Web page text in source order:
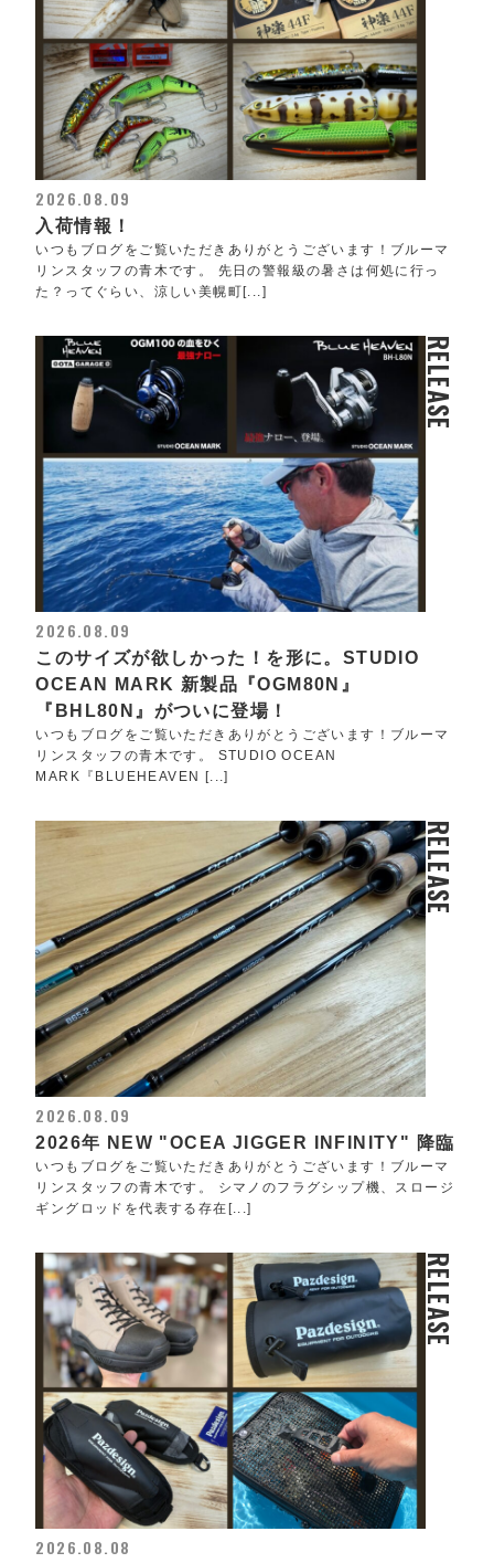
2026.08.09
入荷情報！
いつもブログをご覧いただきありがとうございます！ブルーマ
リンスタッフの青木です。 先日の警報級の暑さは何処に行っ
た？ってぐらい、涼しい美幌町[...]
RELEASE
2026.08.09
このサイズが欲しかった！を形に。STUDIO
OCEAN MARK 新製品『OGM80N』
『BHL80N』がついに登場！
いつもブログをご覧いただきありがとうございます！ブルーマ
リンスタッフの青木です。 STUDIO OCEAN
MARK『BLUEHEAVEN [...]
RELEASE
2026.08.09
2026年 NEW "OCEA JIGGER INFINITY" 降臨
いつもブログをご覧いただきありがとうございます！ブルーマ
リンスタッフの青木です。 シマノのフラグシップ機、スロージ
ギングロッドを代表する存在[...]
RELEASE
2026.08.08